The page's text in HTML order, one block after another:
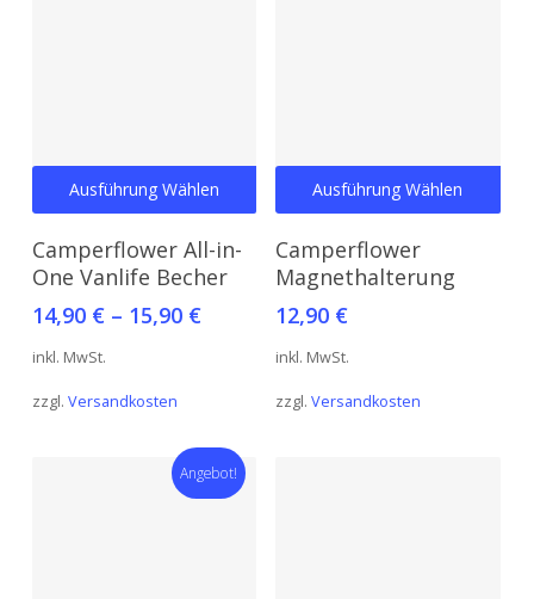
Ausführung Wählen
Produkt
weist
mehrere
Varianten
Die
Optionen
Camperflower All-in-
One Vanlife Becher
14,90 €– 15,90 €
inkl. MwSt.
zzgl. Versandkosten
Ausführung Wählen
Camperflower
Magnethalterung
12,90 €
inkl. MwSt.
zzgl.Versandkosten
Angebot!